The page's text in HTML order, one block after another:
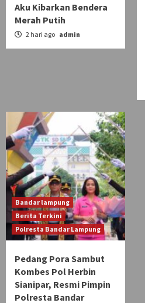
Aku Kibarkan Bendera
Merah Putih
2 hari ago admin
Bandar lampung
Berita Terkini
Polresta Bandar Lampung
Pedang Pora Sambut
Kombes Pol Herbin
Sianipar, Resmi Pimpin
Polresta Bandar